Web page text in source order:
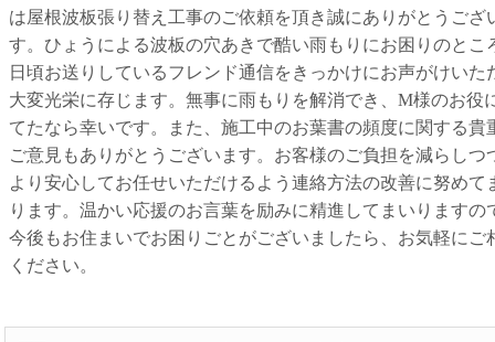
は屋根波板張り替え工事のご依頼を頂き誠にありがとうござ
す。ひょうによる波板の穴あきで酷い雨もりにお困りのとこ
日頃お送りしているフレンド通信をきっかけにお声がけいた
大変光栄に存じます。無事に雨もりを解消でき、M様のお役
てたなら幸いです。また、施工中のお葉書の頻度に関する貴
ご意見もありがとうございます。お客様のご負担を減らしつ
より安心してお任せいただけるよう連絡方法の改善に努めて
ります。温かい応援のお言葉を励みに精進してまいりますの
今後もお住まいでお困りごとがございましたら、お気軽にご
ください。